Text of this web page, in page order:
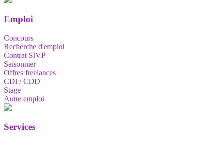
Emploi
Concours
Recherche d'emploi
Contrat SIVP
Saisonnier
Offres freelances
CDI / CDD
Stage
Autre emploi
Services